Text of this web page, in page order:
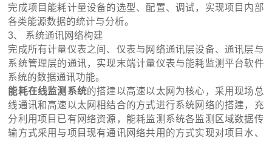
完成项目能耗计量设备的选型、配置、调试，实现项目内部
各类能源数据的统计与分析。
3、 系统通讯网络构建
完成所有计量仪表之间、仪表与网络通讯层设备、通讯层与
系统管理层的通讯，实现末端计量仪表与能耗监测平台软件
系统的数据通讯功能。
能耗在线监测系统的搭建以高速以太网为核心，采用现场总
线通讯和高速以太网相结合的方式进行系统网络的搭建，充
分利用项目已有网络资源，能耗监测系统各监测区域数据传
输方式采用与项目现有通讯网络共用的方式实现对项目水、